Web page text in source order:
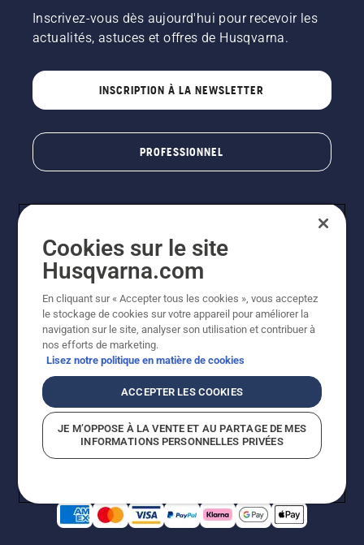
Inscrivez-vous dès aujourd'hui pour recevoir les
actualités, astuces et offres de Husqvarna.
INSCRIPTION À LA NEWSLETTER
PROFESSIONNEL
© Husqvarna AB (publ). Tous droits réservés. Les prix
indiqués sont des prix de vente conseillés. Photos non
contractuelles. Tous les prix indiqués sont des prix de
vente recommandés (TVA incluse), sauf si le produit est
disponible pour un achat direct.
Conditions d'utilisation Avis de confidentialité
Égalité hommes femmesSignalement de violations présumées
Cookies sur le site
Husqvarna.com
En cliquant sur « Accepter tous les cookies », vous acceptez
le stockage de cookies sur votre appareil pour améliorer la
navigation sur le site, analyser son utilisation et contribuer à
nos efforts de marketing.
Lisez notre politique en matière de cookies
ACCEPTER LES COOKIES
JE M’OPPOSE À LA VENTE ET AU PARTAGE DE MES
INFORMATIONS PERSONNELLES PRIVÉES